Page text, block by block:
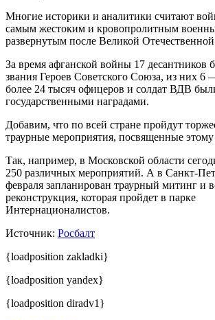
Многие историки и аналитики считают
самым жестоким и кровопролитным
развернутым после Великой
За время афганской войны 17 десантников
звания Героев Советского Союза, из них 6
более 24 тысяч офицеров и солдат ВДВ
государственными наградами.
Добавим, что по всей стране пройдут
траурные мероприятия, посвященные
Так, например, в Московской области
250 различных мероприятий. А в Санкт-
февраля запланирован траурный митинг и
реконструкция, которая пройдет в парке
Интернационалистов.
Источник: Росбалт
{loadposition zakladki}
{loadposition yandex}
{loadposition diradv1}